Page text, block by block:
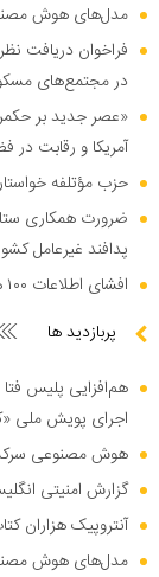
مدل‌های هوش
فراخوان دریافت
در مجتمع‌های
«عصر جدید بر
آمریکا و رقابت در
حزب مؤتلفه
ضرورت همکاری
پدافند غیرعامل
افشای اطلاعات ۱۰۰ هزار نیروی پلیس در دارک وب
پربازدید ها
هم‌افزایی پلیس
اجرای پویش ملی
هوش مصنوعی
گزارش امنیتی
آنتروپیک هزاران
مدل‌های هوش